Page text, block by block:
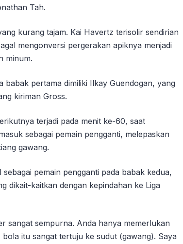
Tah.
kurang tajam. Kai Havertz terisolir sendirian
mengonversi pergerakan apiknya menjadi
minum.
babak pertama dimiliki Ilkay Guendogan, yang
kiriman Gross.
terjadi pada menit ke-60, saat
sebagai pemain pengganti, melepaskan
gawang.
pemain pengganti pada babak kedua,
dikait-kaitkan dengan kepindahan ke Liga
sangat sempurna. Anda hanya memerlukan
itu sangat tertuju ke sudut (gawang). Saya